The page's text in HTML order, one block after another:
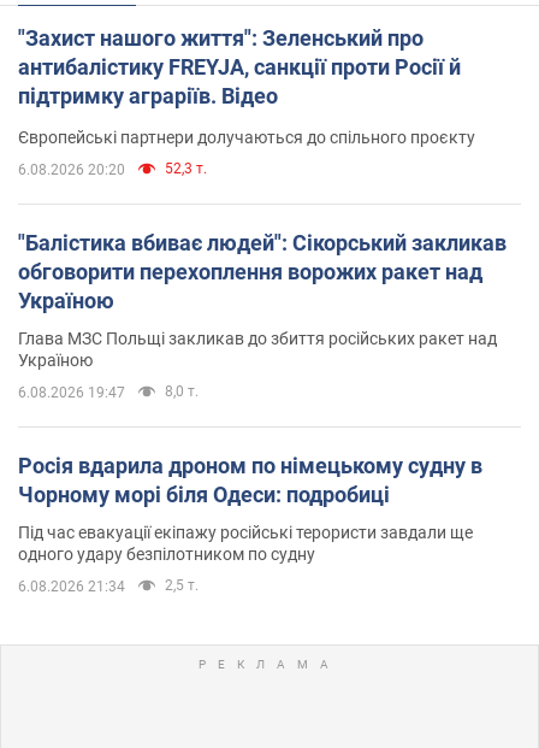
"Захист нашого життя": Зеленський про
антибалістику FREYJA, санкції проти Росії й
підтримку аграріїв. Відео
Європейські партнери долучаються до спільного проєкту
6.08.2026 20:20 52,3 т.
"Балістика вбиває людей": Сікорський закликав
обговорити перехоплення ворожих ракет над
Україною
Глава МЗС Польщі закликав до збиття російських ракет над
Україною
6.08.2026 19:47 8,0 т.
Росія вдарила дроном по німецькому судну в
Чорному морі біля Одеси: подробиці
Під час евакуації екіпажу російські терористи завдали ще
одного удару безпілотником по судну
6.08.2026 21:34 2,5 т.